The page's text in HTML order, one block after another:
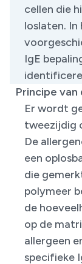
cellen die
loslaten. In
IgE
Principe
Er wordt
tweezijdig
De
een
die
polymeer
de
op de
allergeen
specifieke